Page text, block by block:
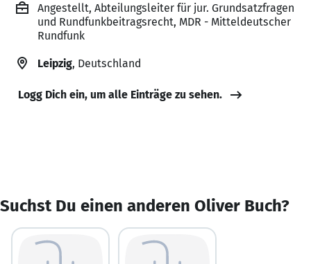
Angestellt, Abteilungsleiter für jur. Grundsatzfragen
und Rundfunkbeitragsrecht, MDR - Mitteldeutscher
Rundfunk
Leipzig, Deutschland
Logg Dich ein, um alle Einträge zu sehen.
Suchst Du einen anderen Oliver Buch?